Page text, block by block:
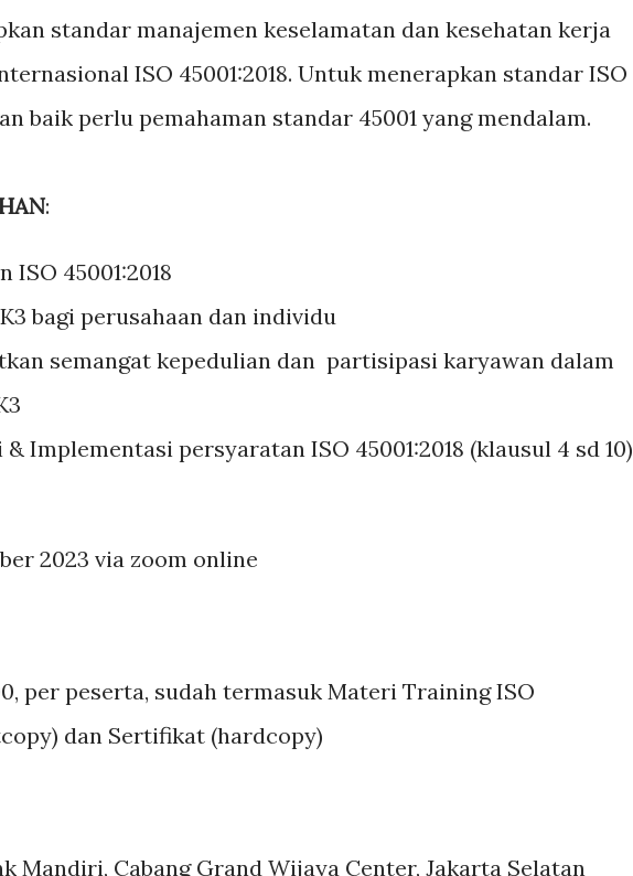
standar manajemen keselamatan dan kesehatan kerja
ISO 45001:2018. Untuk menerapkan standar ISO
baik perlu pemahaman standar 45001 yang mendalam.
:
ISO 45001:2018
bagi perusahaan dan individu
semangat kepedulian dan partisipasi karyawan dalam
Implementasi persyaratan ISO 45001:2018 (klausul 4 sd 10)
2023 via zoom online
per peserta, sudah termasuk Materi Training ISO
dan Sertifikat (hardcopy)
Mandiri, Cabang Grand Wijaya Center, Jakarta Selatan